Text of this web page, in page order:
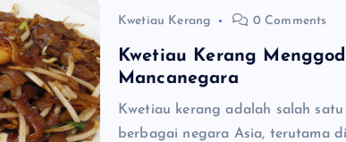
Kwetiau Kerang 0 Comments
Kwetiau Kerang
Mancanegara
Kwetiau kerang adalah salah
berbagai negara Asia, terutama